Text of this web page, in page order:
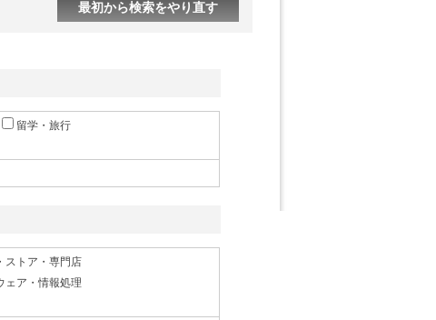
最初から検索をやり直す
留学・旅行
ストア・専門店
ェア・情報処理